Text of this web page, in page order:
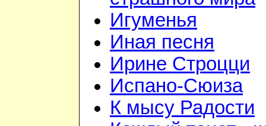
Игуменья
Иная песня
Ирине Строцци
Испано-Сюиза
К мысу Радости